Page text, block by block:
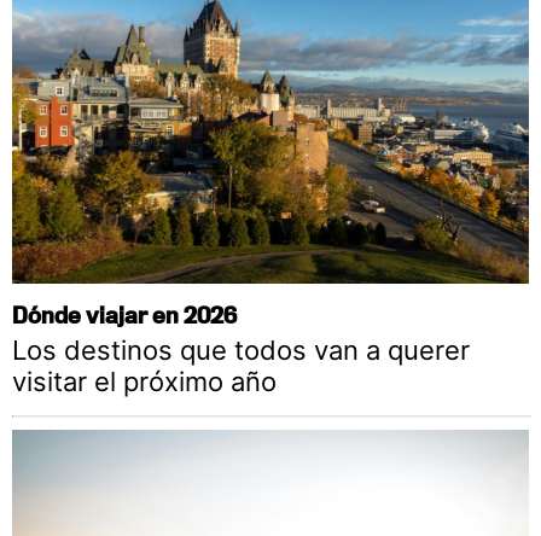
Dónde viajar en 2026
Los destinos que todos van a querer
visitar el próximo año